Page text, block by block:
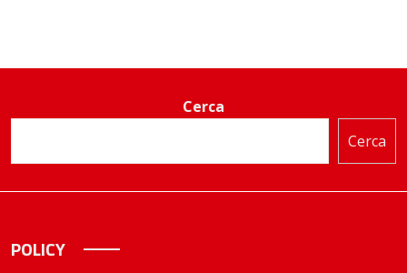
Cerca
Cerca
POLICY